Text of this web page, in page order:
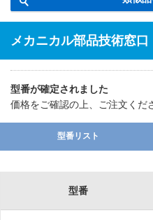
メカニカル部品技術窓口
型番が確定されました
価格をご確認の上、ご注文くだ
型番リスト
型番